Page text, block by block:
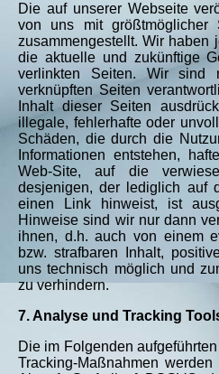
Die auf unserer Webseite
von uns mit größtmöglicher
zusammengestellt. Wir haben
die aktuelle und zukünftige
verlinkten Seiten. Wir
verknüpften Seiten
Inhalt dieser Seiten
illegale, fehlerhafte oder
Schäden, die durch die
Informationen entstehen,
Web-Site, auf die
desjenigen, der lediglich auf
einen Link hinweist, ist
Hinweise sind wir nur dann
ihnen, d.h. auch von einem
bzw. strafbaren Inhalt,
uns technisch möglich und
zu verhindern.
7. Analyse und Tracking
Die im Folgenden
Tracking-Maßnahmen